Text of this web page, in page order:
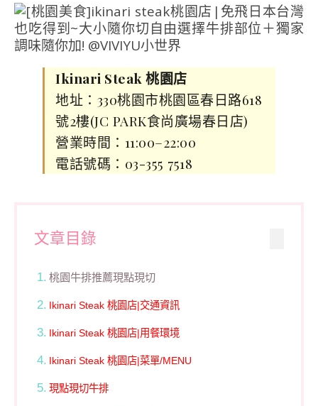
Ikinari Steak 桃園店
地址：330桃園市桃園區春日路618
號2樓(JC PARK食尚廣場春日店)
營業時間：11:00–22:00
電話號碼：03-355 7518
文章目錄
桃園牛排推薦現點現切
Ikinari Steak 桃園店|交通資訊
Ikinari Steak 桃園店|用餐環境
Ikinari Steak 桃園店|菜單/MENU
現點現切牛排